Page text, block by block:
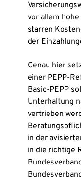
vor allem
starren
der
Genau hier
einer PEPP-
Basic-PEPP
Unterhaltung
vertrieben
in der
in die richtige